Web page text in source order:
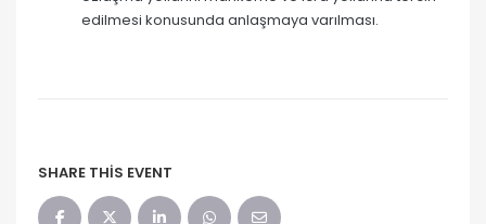
edilmesi konusunda anlaşmaya varılması.
SHARE THIS EVENT